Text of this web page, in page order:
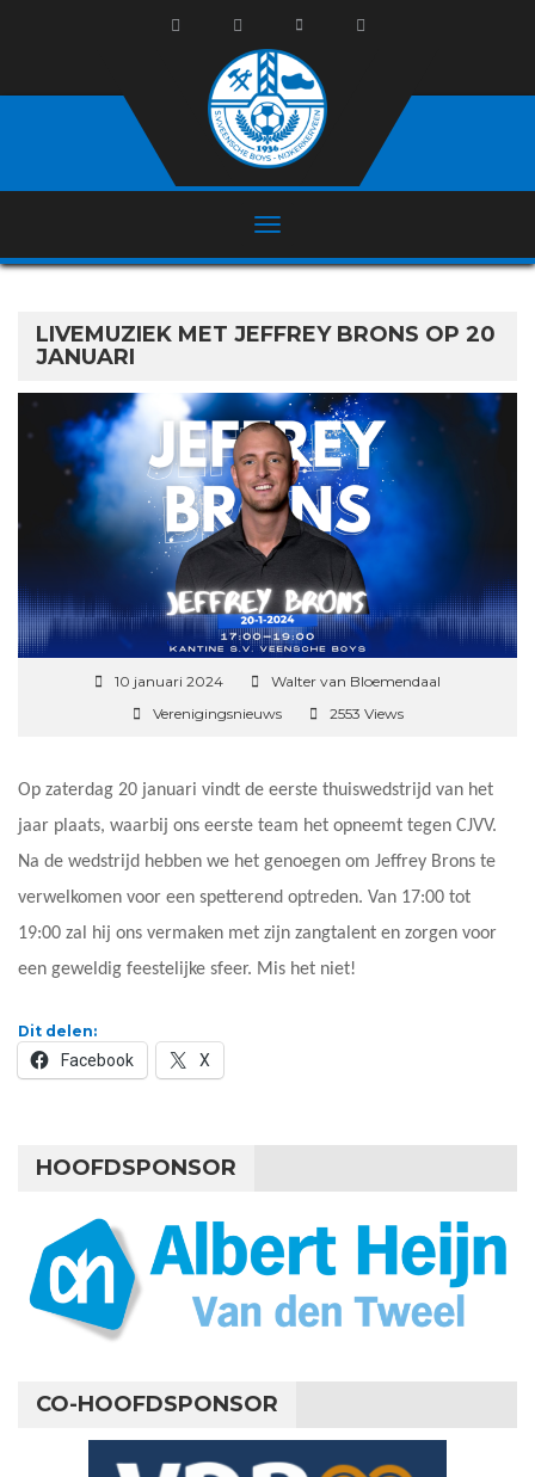
LIVEMUZIEK MET JEFFREY BRONS OP 20
JANUARI
10 januari 2024
Walter van Bloemendaal
Verenigingsnieuws
2553 Views
Op zaterdag 20 januari vindt de eerste thuiswedstrijd van het
jaar plaats, waarbij ons eerste team het opneemt tegen CJVV.
Na de wedstrijd hebben we het genoegen om Jeffrey Brons te
verwelkomen voor een spetterend optreden. Van 17:00 tot
19:00 zal hij ons vermaken met zijn zangtalent en zorgen voor
een geweldig feestelijke sfeer. Mis het niet!
Dit delen:
Facebook X
HOOFDSPONSOR
CO-HOOFDSPONSOR